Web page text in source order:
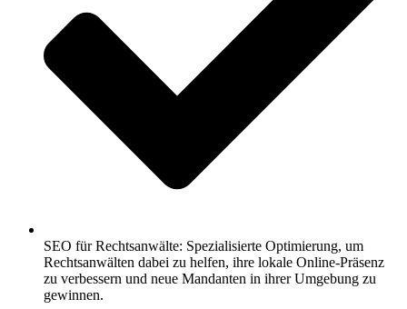
SEO für Rechtsanwälte: Spezialisierte Optimierung, um
Rechtsanwälten dabei zu helfen, ihre lokale Online-Präsenz
zu verbessern und neue Mandanten in ihrer Umgebung zu
gewinnen.